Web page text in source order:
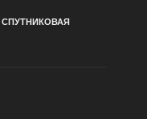
СПУТНИКОВАЯ